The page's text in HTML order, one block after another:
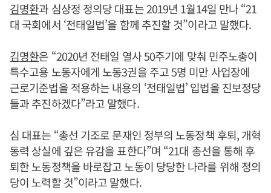
김명환과 심상정 정의당 대표는 2019년 1월14일 만나 “21
대 국회에서 ‘전태일법’을 함께 추진할 것”이라고 말했다.
김명환은 “2020년 전태일 열사 50주기에 맞춰 민주노총이
특수고용 노동자에게 노동3권을 주고 5명 미만 사업장에
근로기준법을 적용하는 내용의 ‘전태일법’ 입법을 진보정당
들과 추진하겠다”라고 말했다.
심 대표는 “총선 기조로 문재인 정부의 노동정책 후퇴, 개혁
동력 상실에 깊은 유감을 표한다”며 “21대 총선을 통해 후
퇴한 노동정책을 바로잡고 노동이 당당한 나라를 위해 정의
당이 노력할 것”이라고 말했다.